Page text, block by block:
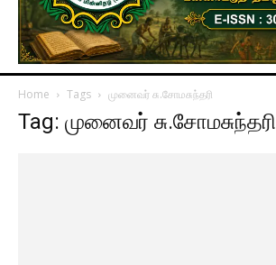
Home Tags முனைவர் சு.சோமசுந்தரி
Tag: முனைவர் சு.சோமசுந்தரி